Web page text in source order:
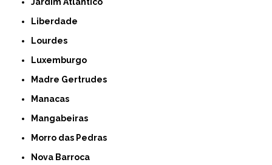
Jardim Atlantico
Liberdade
Lourdes
Luxemburgo
Madre Gertrudes
Manacas
Mangabeiras
Morro das Pedras
Nova Barroca